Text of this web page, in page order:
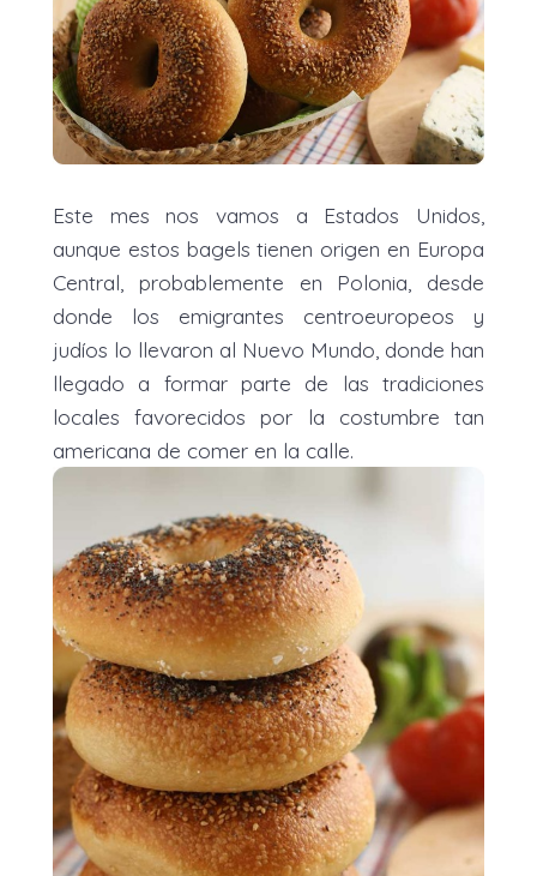
Este mes nos vamos a Estados Unidos,
aunque estos bagels tienen origen en Europa
Central, probablemente en Polonia, desde
donde los emigrantes centroeuropeos y
judíos lo llevaron al Nuevo Mundo, donde han
llegado a formar parte de las tradiciones
locales favorecidos por la costumbre tan
americana de comer en la calle.